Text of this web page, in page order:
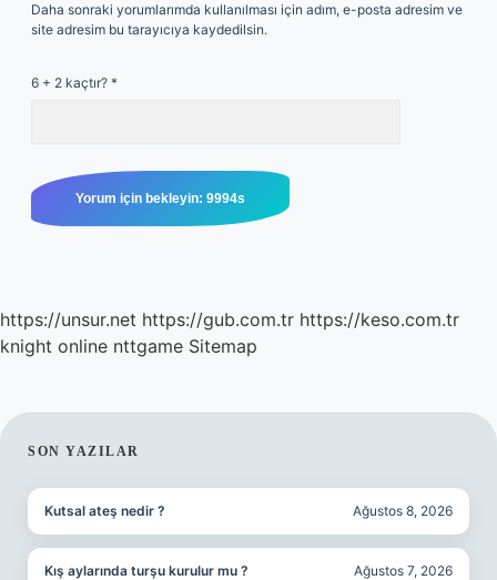
Daha sonraki yorumlarımda kullanılması için adım, e-posta adresim ve
site adresim bu tarayıcıya kaydedilsin.
6 + 2 kaçtır? *
https://unsur.net https://gub.com.tr https://keso.com.tr
knight online nttgame Sitemap
SIDEBAR
SON YAZILAR
Kutsal ateş nedir ? Ağustos 8, 2026
Kış aylarında turşu kurulur mu ? Ağustos 7, 2026